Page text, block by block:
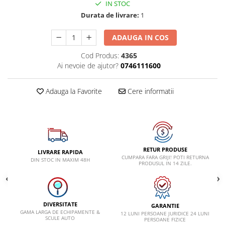
IN STOC
Durata de livrare: 1
ADAUGA IN COS
Cod Produs: 4365
Ai nevoie de ajutor? 0746111600
Adauga la Favorite Cere informatii
LIVRARE RAPIDA
DIN STOC IN MAXIM 48H
RETUR PRODUSE
CUMPARA FARA GRIJI! POTI RETURNA
PRODUSUL IN 14 ZILE.
DIVERSITATE
GAMA LARGA DE ECHIPAMENTE &
SCULE AUTO
GARANTIE
12 LUNI PERSOANE JURIDICE 24 LUNI
PERSOANE FIZICE